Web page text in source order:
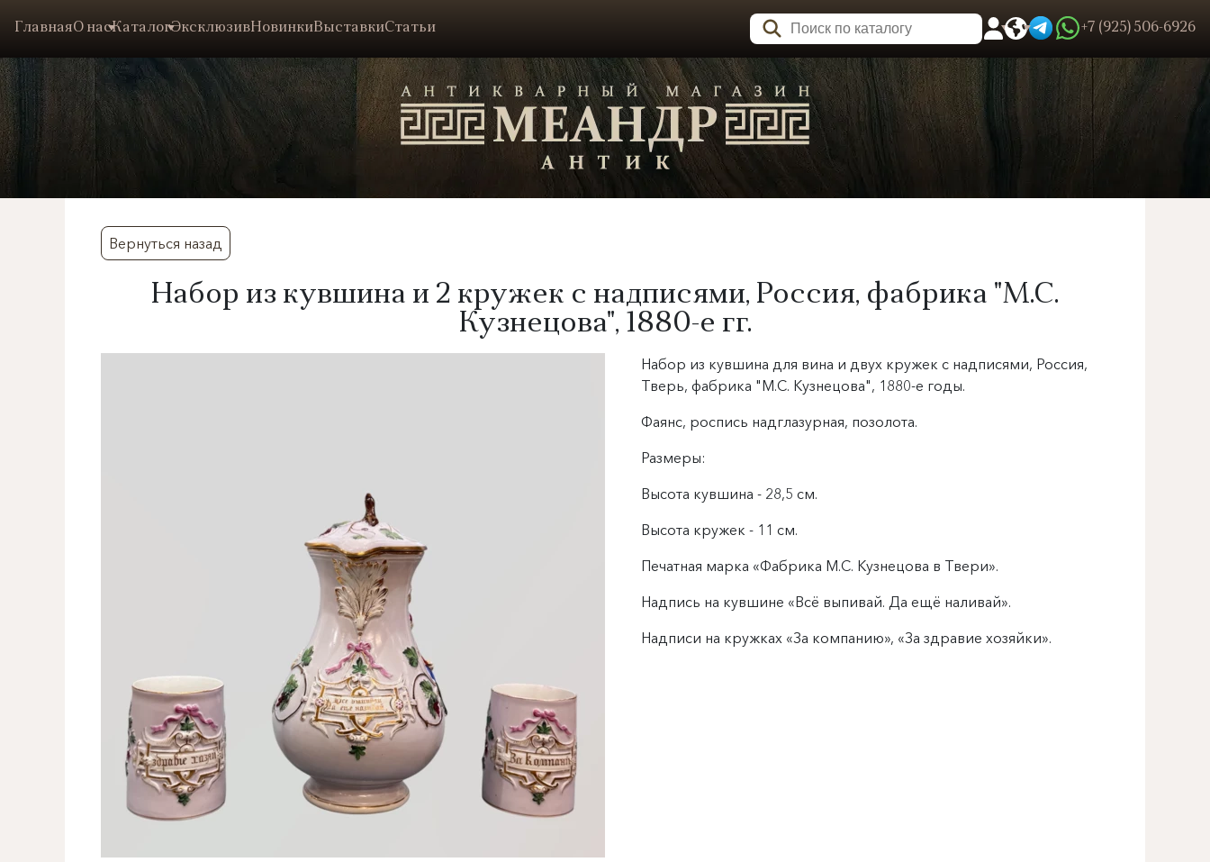
ГлавнаяО насКаталогЭксклюзивНовинкиВыставкиСтатьи
0
Пользовательское меню
+7 (925) 506-6926
Вернуться назад
​Набор из кувшина и 2 кружек с надписями, Россия, фабрика "М.С.
Кузнецова", 1880-е гг.
Набор из кувшина для вина и двух кружек с надписями, Россия,
Тверь, фабрика "М.С. Кузнецова", 1880-е годы.
Фаянс, роспись надглазурная, позолота.
Размеры:
Высота кувшина - 28,5 см.
Высота кружек - 11 см.
Печатная марка «Фабрика М.С. Кузнецова в Твери».
Надпись на кувшине «Всё выпивай. Да ещё наливай».
Надписи на кружках «За компанию», «За здравие хозяйки».